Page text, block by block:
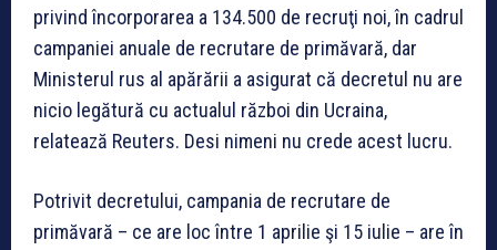
privind încorporarea a 134.500 de recruţi noi, în cadrul
campaniei anuale de recrutare de primăvară, dar
Ministerul rus al apărării a asigurat că decretul nu are
nicio legătură cu actualul război din Ucraina,
relatează Reuters. Desi nimeni nu crede acest lucru.
Potrivit decretului, campania de recrutare de
primăvară – ce are loc între 1 aprilie şi 15 iulie – are în